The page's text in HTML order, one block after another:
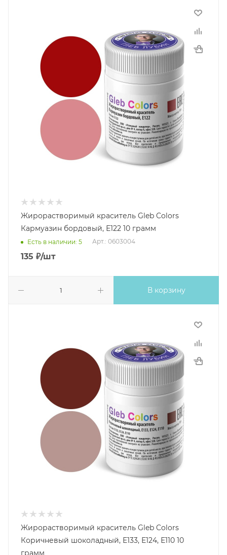
Жирорастворимый краситель Gleb Colors
Кармуазин бордовый, Е122 10 грамм
Есть в наличии: 5 Арт.: 0603004
135 ₽/шт
В корзину
Жирорастворимый краситель Gleb Colors
Коричневый шоколадный, E133, Е124, Е110 10
грамм